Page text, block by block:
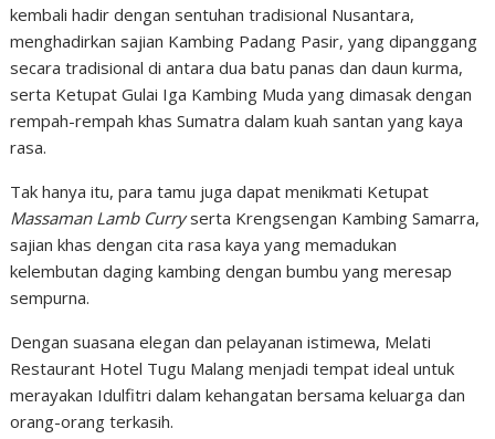
kembali hadir dengan sentuhan tradisional Nusantara,
menghadirkan sajian Kambing Padang Pasir, yang dipanggang
secara tradisional di antara dua batu panas dan daun kurma,
serta Ketupat Gulai Iga Kambing Muda yang dimasak dengan
rempah-rempah khas Sumatra dalam kuah santan yang kaya
rasa.
Tak hanya itu, para tamu juga dapat menikmati Ketupat
Massaman Lamb Curryserta Krengsengan Kambing Samarra,
sajian khas dengan cita rasa kaya yang memadukan
kelembutan daging kambing dengan bumbu yang meresap
sempurna.
Dengan suasana elegan dan pelayanan istimewa, Melati
Restaurant Hotel Tugu Malang menjadi tempat ideal untuk
merayakan Idulfitri dalam kehangatan bersama keluarga dan
orang-orang terkasih.